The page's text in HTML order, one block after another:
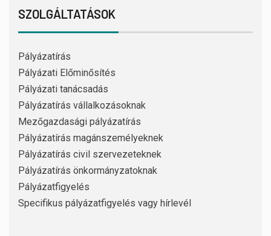
SZOLGÁLTATÁSOK
Pályázatírás
Pályázati Előminősítés
Pályázati tanácsadás
Pályázatírás vállalkozásoknak
Mezőgazdasági pályázatírás
Pályázatírás magánszemélyeknek
Pályázatírás civil szervezeteknek
Pályázatírás önkormányzatoknak
Pályázatfigyelés
Specifikus pályázatfigyelés vagy hírlevél